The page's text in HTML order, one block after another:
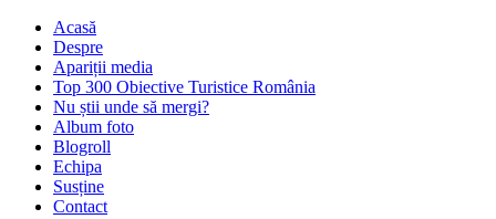
Acasă
Despre
Apariții media
Top 300 Obiective Turistice România
Nu știi unde să mergi?
Album foto
Blogroll
Echipa
Susține
Contact